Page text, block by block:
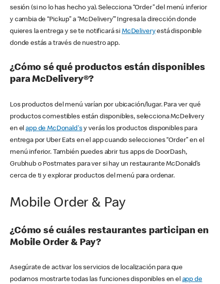
sesión (si no lo has hecho ya). Selecciona “Order” del menú inferior
y cambia de “Pickup” a “McDelivery’” Ingresa la dirección donde
quieres la entrega y se te notificará si McDeliveryestá disponible
donde estás a través de nuestro app.
¿Cómo sé qué productos están disponibles
para McDelivery®?
Los productos del menú varían por ubicación/lugar. Para ver qué
productos comestibles están disponibles, selecciona McDelivery
en elapp de McDonald'sy verás los productos disponibles para
entrega por Uber Eats en el app cuando selecciones “Order” en el
menú inferior. También puedes abrir tus apps de DoorDash,
Grubhub o Postmates para ver si hay un restaurante McDonald’s
cerca de ti y explorar productos del menú para ordenar.
Mobile Order & Pay
¿Cómo sé cuáles restaurantes participan en
Mobile Order & Pay?
Asegúrate de activar los servicios de localización para que
podamos mostrarte todas las funciones disponibles en el app de